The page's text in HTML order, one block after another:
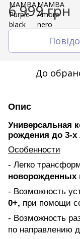
6 999 грн
До
Опис
Универсальная
рождения до 3-х
Особенности
- Легко
новорожденных
- Возможность
0+, при помощи
- Возможность
по направлению